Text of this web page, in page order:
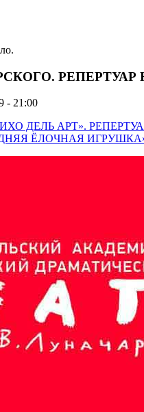
РЕПЕРТУАР
- 21:00
ДЕЛЬ АРТ».
ЁЛОЧНАЯ